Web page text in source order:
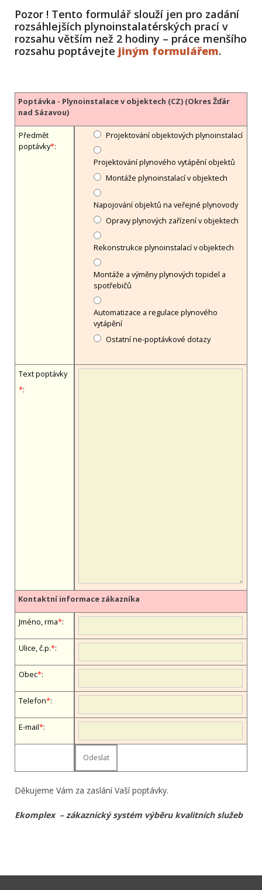
Pozor ! Tento formulář slouží jen pro zadání
rozsáhlejších plynoinstalatérských prací v
rozsahu větším než 2 hodiny – práce menšího
rozsahu poptávejte jiným formulářem.
Poptávka - Plynoinstalace v objektech (CZ) (Okres Žďár
nad Sázavou)
Předmět
poptávky*:
Projektování objektových plynoinstalací
Projektování plynového vytápění objektů
Montáže plynoinstalací v objektech
Napojování objektů na veřejné plynovody
Opravy plynových zařízení v objektech
Rekonstrukce plynoinstalací v objektech
Montáže a výměny plynových topidel a
spotřebičů
Automatizace a regulace plynového
vytápění
Ostatní ne-poptávkové dotazy
Text poptávky
*:
Kontaktní informace zákazníka
Jméno, firma*:
Ulice, č.p.*:
Obec*:
Telefon*:
E-mail*:
Děkujeme Vám za zaslání Vaší poptávky.
Ekomplex – zákaznický systém výběru kvalitních služeb